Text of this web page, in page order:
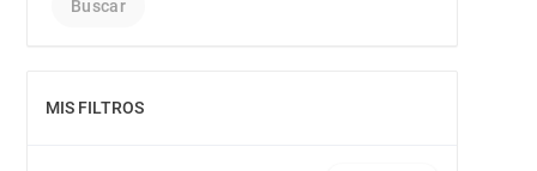
MIS FILTROS
MOSTRAR